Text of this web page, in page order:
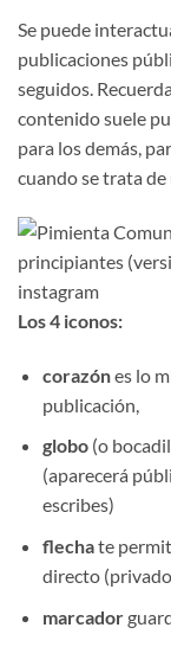
Se puede
publicaciones
seguidos.
contenido suele
para los demás,
cuando se trata
Los 4 iconos:
corazónes lo
publicación,
globo(o
(aparecerá
escribes)
flechate
directo
marcador